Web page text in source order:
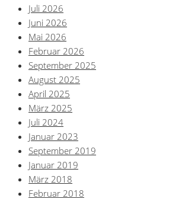
Juli 2026
Juni 2026
Mai 2026
Februar 2026
September 2025
August 2025
April 2025
März 2025
Juli 2024
Januar 2023
September 2019
Januar 2019
März 2018
Februar 2018